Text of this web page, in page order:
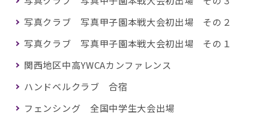
写真クラブ 写真甲子園本戦大会初出場 その２
写真クラブ 写真甲子園本戦大会初出場 その１
関西地区中高YWCAカンファレンス
ハンドベルクラブ 合宿
フェンシング 全国中学生大会出場